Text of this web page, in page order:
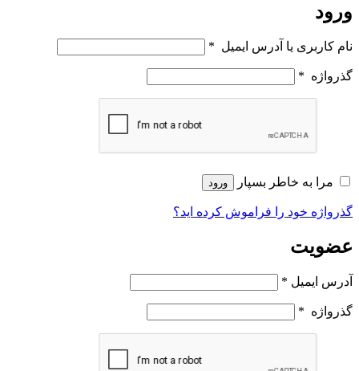
ورود
نام کاربری یا آدرس ایمیل *
گذرواژه *
مرا به خاطر بسپار ورود
گذرواژه خود را فراموش کرده اید؟
عضویت
آدرس ایمیل *
گذرواژه *